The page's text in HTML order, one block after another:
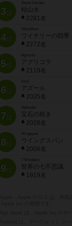
3位
Stone Garden
枯山水
2281名
4位
Viticulture
ワイナリーの四季
2272名
5位
Agricola
アグリコラ
2119名
6位
Azul
アズール
2035名
7位
宝石の煌き
2028名
8位
Wingspan
ウイングスパン
2006名
9位
7 Wonders
世界の七不思議
1919名